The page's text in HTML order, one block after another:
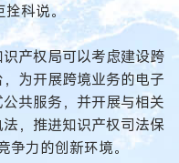
拴科说。
权局可以考虑建设跨
为开展跨境业务的电子
共服务，并开展与相关
，推进知识产权司法保
力的创新环境。